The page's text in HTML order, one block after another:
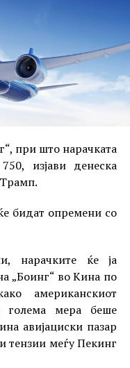
при што нарачката
изјави денеска
бидат опремени со
нарачките ќе ја
„Боинг“ во Кина по
американскиот
голема мера беше
авијациски пазар
тензии меѓу Пекинг